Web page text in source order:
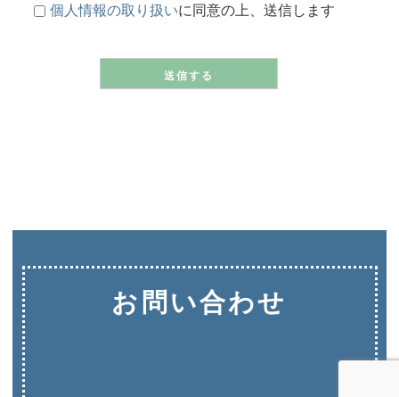
個人情報の取り扱いに同意の上、送信します
お問い合わせ